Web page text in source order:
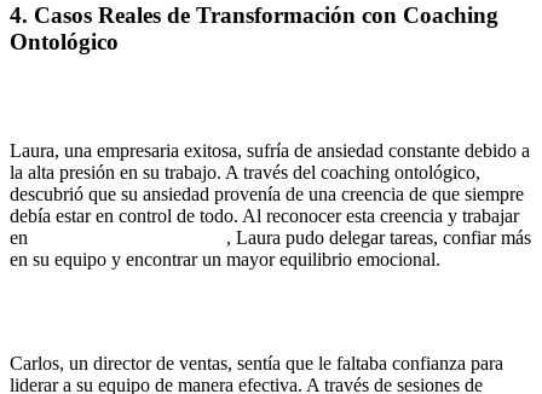
4. Casos Reales de Transformación con Coaching
Ontológico
Laura, una empresaria exitosa, sufría de ansiedad constante debido a
la alta presión en su trabajo. A través del coaching ontológico,
descubrió que su ansiedad provenía de una creencia de que siempre
debía estar en control de todo. Al reconocer esta creencia y trabajar
en
, Laura pudo delegar tareas, confiar más
en su equipo y encontrar un mayor equilibrio emocional.
Carlos, un director de ventas, sentía que le faltaba confianza para
liderar a su equipo de manera efectiva. A través de sesiones de